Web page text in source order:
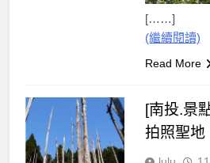
[……]
(繼續閱讀)
Read More
[南投.景
拍照聖地